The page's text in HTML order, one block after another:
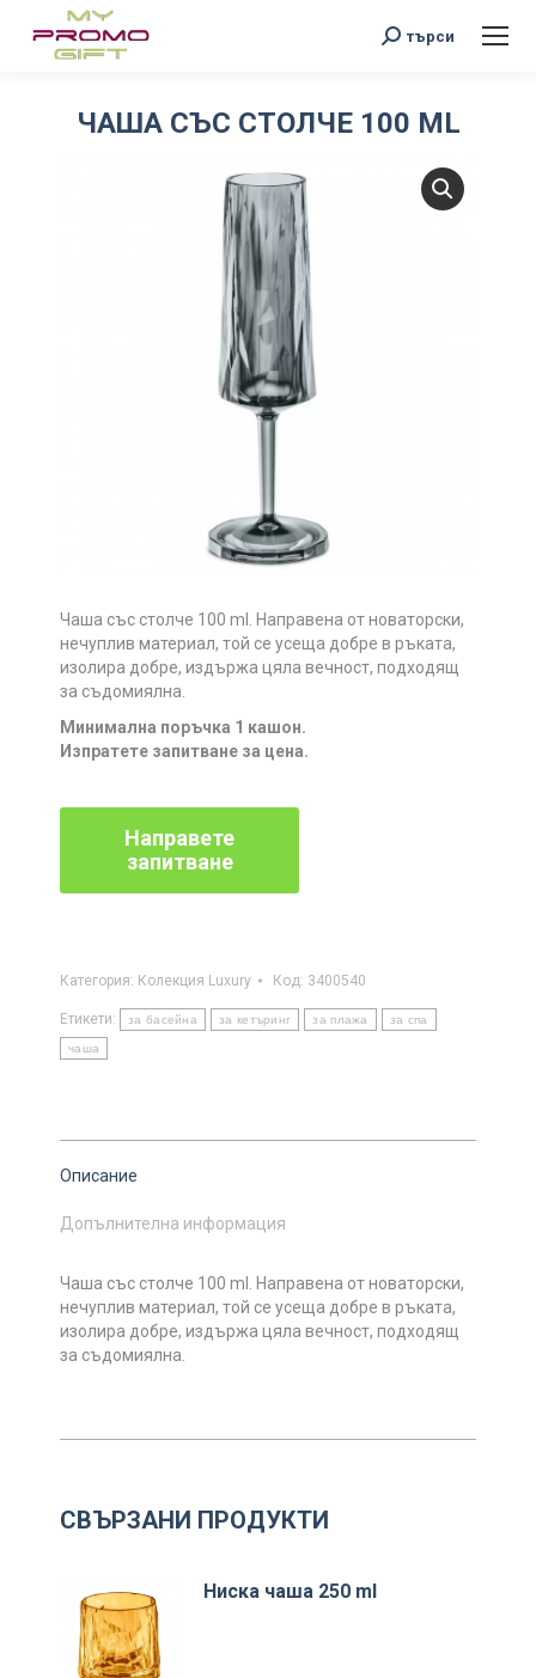
Search:
търси
ЧАША СЪС СТОЛЧЕ 100 ML
Чаша със столче 100 ml. Направена от новаторски,
нечуплив материал, той се усеща добре в ръката,
изолира добре, издържа цяла вечност, подходящ
за съдомиялна.
Минимална поръчка 1 кашон.
Изпратете запитване за цена.
Категория: Колекция Luxury Код: 3400540
Етикети: за басейна за кетъринг за плажа за спа
чаша
Описание
Допълнителна информация
Чаша със столче 100 ml. Направена от новаторски,
нечуплив материал, той се усеща добре в ръката,
изолира добре, издържа цяла вечност, подходящ
за съдомиялна.
СВЪРЗАНИ ПРОДУКТИ
Ниска чаша 250 ml